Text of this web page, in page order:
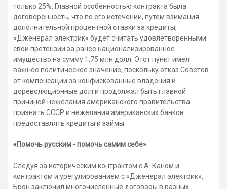
только 25%. Главной особенностью контракта была
договоренность, что по его истечении, путем взимания
дополнительной процентной ставки за кредиты,
«Дженерал электрик» будет считать удовлетворенными
свои претензии за ранее национализированное
имущество на сумму 1,75 млн долл. Этот пункт имел
важное политическое значение, поскольку отказ Советов
от компенсации за конфискованные владения и
дореволюционные долги продолжал быть главной
причиной нежелания американского правительства
признать СССР и нежелания американских банков
предоставлять кредиты и займы.
«Помочь русским - помочь самим себе»
Следуя за историческим контрактом с А. Каном и
контрактом и урегулированием с «Дженерал электрик»,
Брон заключил многочисленные договоры в разных